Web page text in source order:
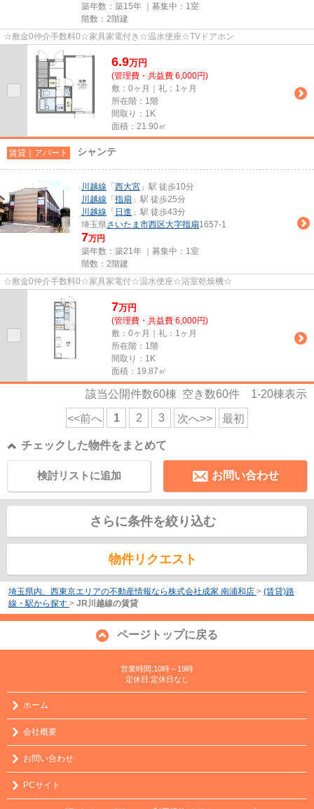
築年数：築15年 ｜募集中： 1室
階数：2階建
☆敷金0仲介手数料0☆家具家電付き☆温水便座☆TVドアホン
6.9万円
(管理費・共益費 6,000円)
敷：0ヶ月｜礼：1ヶ月
所在階：1階
間取り：1K
面積：21.90㎡
賃貸｜アパート シャンテ
川越線 「 西大宮 」駅 徒歩10分
川越線 「 指扇 」駅 徒歩25分
川越線 「 日進 」駅 徒歩43分
埼玉県さいたま市西区大字指扇1657-1
7万円
築年数：築21年 ｜募集中： 1室
階数：2階建
☆敷金0仲介手数料0☆家具家電付☆温水便座☆浴室乾燥機☆
7万円
(管理費・共益費 6,000円)
敷：0ヶ月｜礼：1ヶ月
所在階：1階
間取り：1K
面積：19.87㎡
該当公開件数60棟 空き数60件 1-20棟表示
<<前へ 1 2 3 次へ>> 最初
チェックした物件をまとめて
お問い合わせ
検討リストに追加
さらに条件を絞り込む
物件リクエスト
埼玉県内、西東京エリアの不動産情報なら株式会社成家 南浦和店 > (賃貸)路
線・駅から探す > JR川越線の賃貸
ページトップに戻る
営業時間:10時～19時
定休日:定休日なし
ホーム
会社概要
お問い合わせ
PCサイト